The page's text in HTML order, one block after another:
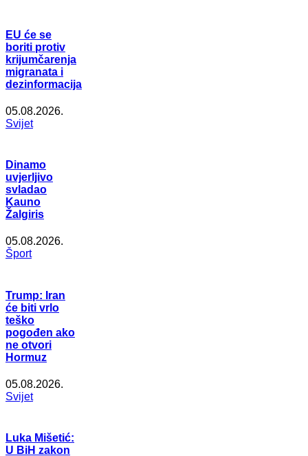
EU će se
boriti protiv
krijumčarenja
migranata i
dezinformacija
05.08.2026.
Svijet
Dinamo
uvjerljivo
svladao
Kauno
Žalgiris
05.08.2026.
Šport
Trump: Iran
će biti vrlo
teško
pogođen ako
ne otvori
Hormuz
05.08.2026.
Svijet
Luka Mišetić:
U BiH zakon